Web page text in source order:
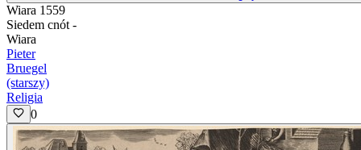
Wiara 1559
Siedem cnót -
Wiara
Pieter
Bruegel
(starszy)
Religia
0